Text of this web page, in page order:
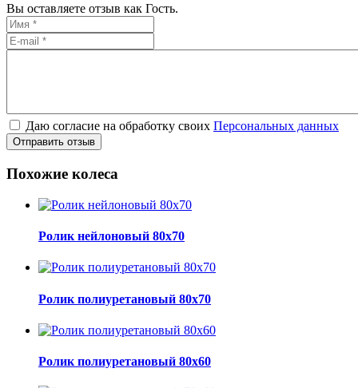
Вы оставляете отзыв как Гость.
Даю согласие на обработку своих Персональных данных
Отправить отзыв
Похожие колеса
Ролик нейлоновый 80х70
Ролик полиуретановый 80х70
Ролик полиуретановый 80х60